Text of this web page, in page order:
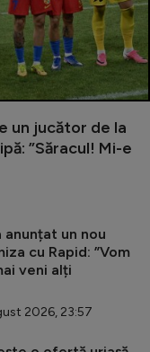
un jucător de la
”Săracul! Mi-e
anunțat un nou
cu Rapid: ”Vom
veni alți
2026, 23:57